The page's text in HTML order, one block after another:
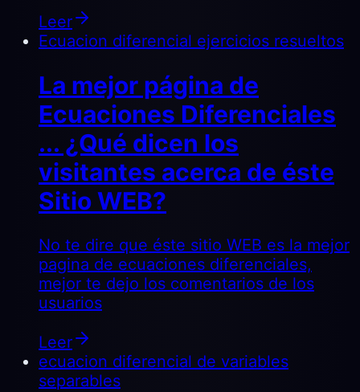
Leer
Ecuacion diferencial ejercicios resueltos
La mejor página de
Ecuaciones Diferenciales
... ¿Qué dicen los
visitantes acerca de éste
Sitio WEB?
No te dire que éste sitio WEB es la mejor
pagina de ecuaciones diferenciales,
mejor te dejo los comentarios de los
usuarios
Leer
ecuacion diferencial de variables
separables